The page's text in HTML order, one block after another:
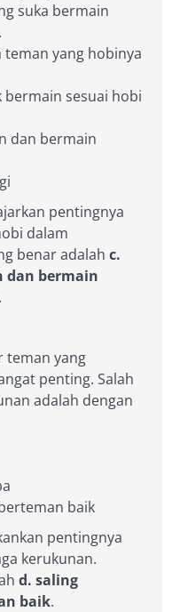
suka bermain
.
yang hobinya
sesuai hobi
dan bermain
pentingnya
dalam
benar adalah c.
dan bermain
.
teman yang
penting. Salah
adalah dengan
baik
pentingnya
kerukunan.
d. saling
baik.